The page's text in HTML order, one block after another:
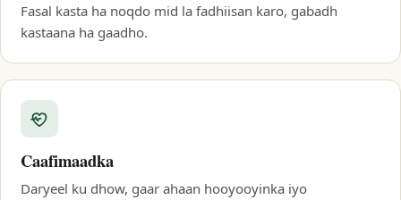
Fasal kasta ha noqdo mid la fadhiisan karo, gabadh
kastaana ha gaadho.
Caafimaadka
Daryeel ku dhow, gaar ahaan hooyooyinka iyo